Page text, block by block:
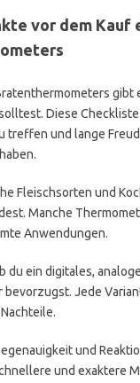
vor dem Kauf
gibt
Diese
treffen und lange
Fleischsorten und
Manche
Anwendungen.
du ein digitales,
bevorzugst. Jede
und
und exaktere